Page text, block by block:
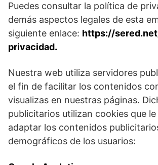
Puedes consultar la política de
demás aspectos legales de esta
siguiente enlace: https://
privacidad.
Nuestra web utiliza servidores
el fin de facilitar los contenidos
visualizas en nuestras páginas.
publicitarios utilizan cookies que
adaptar los contenidos
demográficos de los usuarios: